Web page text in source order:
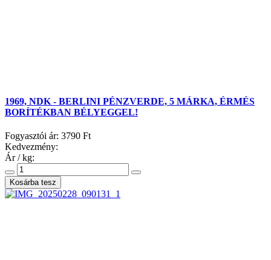
1969, NDK - BERLINI PÉNZVERDE, 5 MÁRKA, ÉRMÉS
BORÍTÉKBAN BÉLYEGGEL!
Fogyasztói ár: 3790 Ft
Kedvezmény:
Ár / kg: